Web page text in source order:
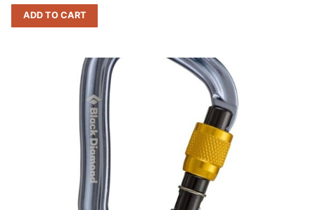
ADD TO CART